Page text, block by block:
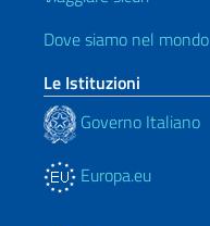
Dove siamo nel mondo
Le Istituzioni
Governo Italiano
Europa.eu